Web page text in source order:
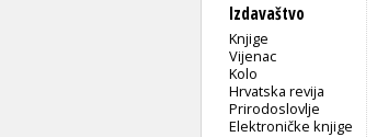
Izdavaštvo
Knjige
Vijenac
Kolo
Hrvatska revija
Prirodoslovlje
Elektroničke knjige